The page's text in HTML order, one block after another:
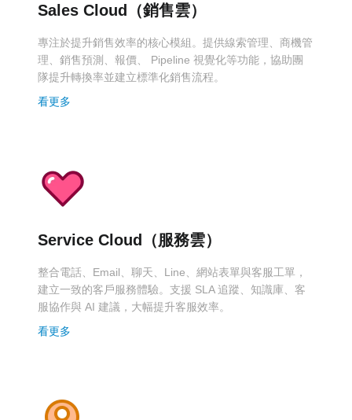
Sales Cloud（銷售雲）
專注於提升銷售效率的核心模組。提供線索管理、商機管
理、銷售預測、報價、 Pipeline 視覺化等功能，協助團
隊提升轉換率並建立標準化銷售流程。
看更多
Service Cloud（服務雲）
整合電話、Email、聊天、Line、網站表單與客服工單，
建立一致的客戶服務體驗。支援 SLA 追蹤、知識庫、客
服協作與 AI 建議，大幅提升客服效率。
看更多